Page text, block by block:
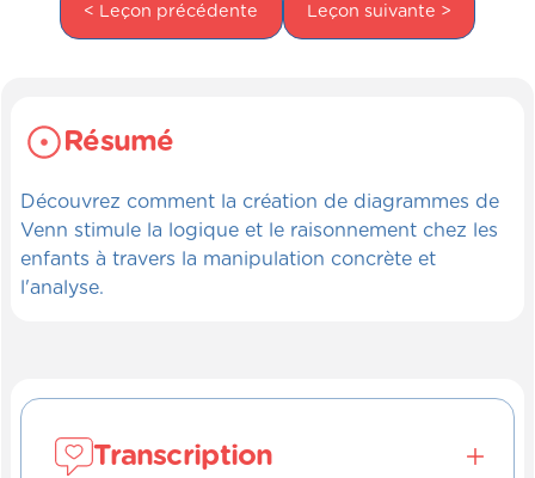
< Leçon précédente Leçon suivante >
Résumé
Découvrez comment la création de diagrammes de
Venn stimule la logique et le raisonnement chez les
enfants à travers la manipulation concrète et
l'analyse.
Transcription